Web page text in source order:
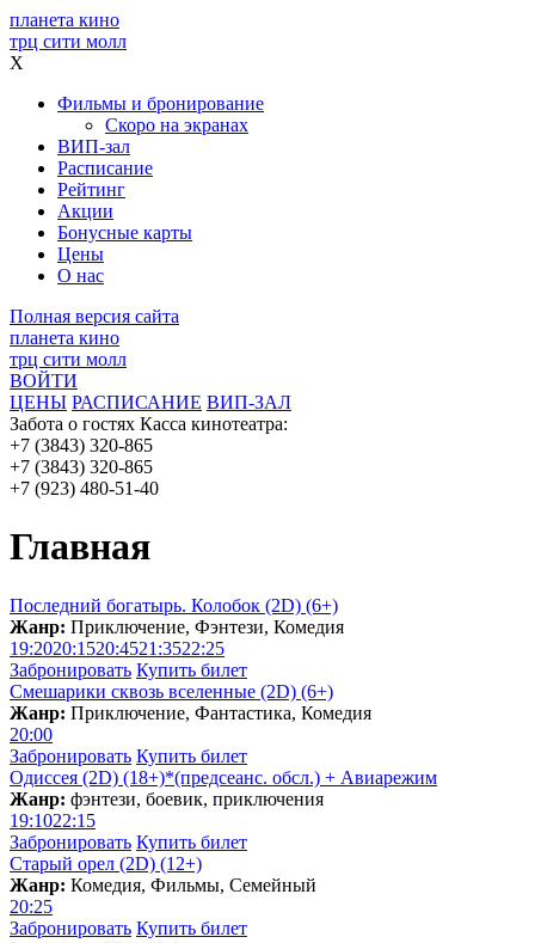
планета кино
трц сити молл
X
Фильмы и бронирование
Скоро на экранах
ВИП-зал
Расписание
Рейтинг
Акции
Бонусные карты
Цены
О нас
Полная версия сайта
планета кино
трц сити молл
ВОЙТИ
ЦЕНЫ РАСПИСАНИЕ ВИП-ЗАЛ
Забота о гостях Касса кинотеатра:
+7 (3843) 320-865
+7 (3843) 320-865
+7 (923) 480-51-40
Главная
Последний богатырь. Колобок (2D) (6+)
Жанр: Приключение, Фэнтези, Комедия
19:2020:1520:4521:3522:25
Забронировать Купить билет
Смешарики сквозь вселенные (2D) (6+)
Жанр: Приключение, Фантастика, Комедия
20:00
Забронировать Купить билет
Одиссея (2D) (18+)*(предсеанс. обсл.) + Aвиарежим
Жанр: фэнтези, боевик, приключения
19:1022:15
Забронировать Купить билет
Старый орел (2D) (12+)
Жанр: Комедия, Фильмы, Семейный
20:25
Забронировать Купить билет